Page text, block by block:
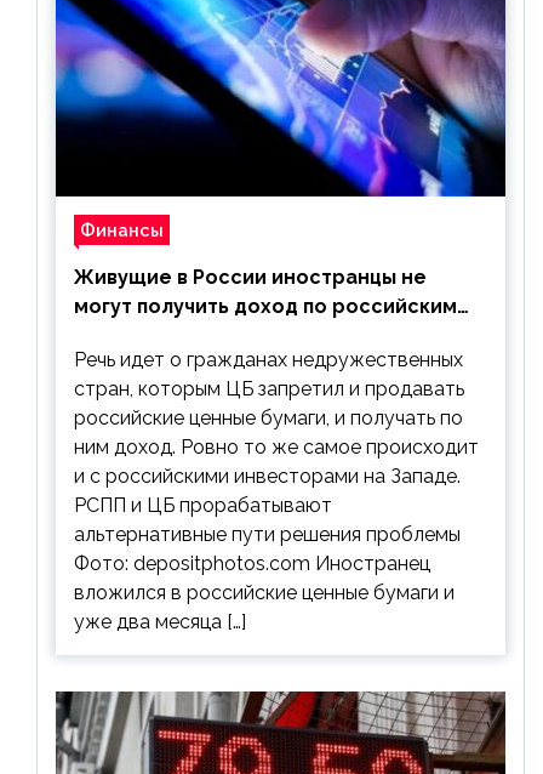
Финансы
Живущие в России иностранцы не
могут получить доход по российским
Речь идет о гражданах недружественных
стран, которым ЦБ запретил и продавать
российские ценные бумаги, и получать по
ним доход. Ровно то же самое происходит
и с российскими инвесторами на Западе.
РСПП и ЦБ прорабатывают
альтернативные пути решения проблемы
Фото: depositphotos.com Иностранец
вложился в российские ценные бумаги и
уже два месяца […]